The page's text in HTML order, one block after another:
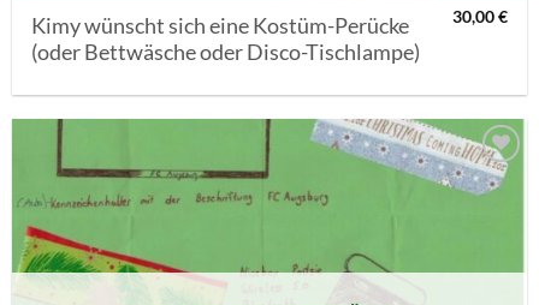
Kimy wünscht sich eine Kostüm-Perücke
(oder Bettwäsche oder Disco-Tischlampe)
30,00€
AUF MEINE